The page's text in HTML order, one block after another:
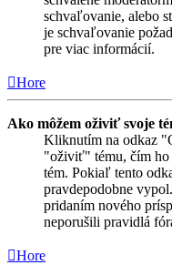
schvaľovanie, alebo
je schvaľovanie
pre viac informácií.
Hore
Ako môžem oživiť svoje
Kliknutím na odkaz
"oživiť" tému, čím ho
tém. Pokiaľ tento
pravdepodobne
pridaním nového
neporušili pravidlá
Hore